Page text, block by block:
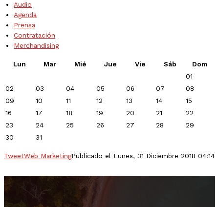
Audio
Agenda
Prensa
Contratación
Merchandising
Lun Mar Mié Jue Vie Sáb
Dom
01
02
03 04 05 06 07
08
09
10 11 12 13 14
15
16
17 18 19 20 21
22
23
24 25 26 27 28
29
30
31
TweetWeb MarketingPublicado el Lunes, 31 Diciembre 2018 04:14